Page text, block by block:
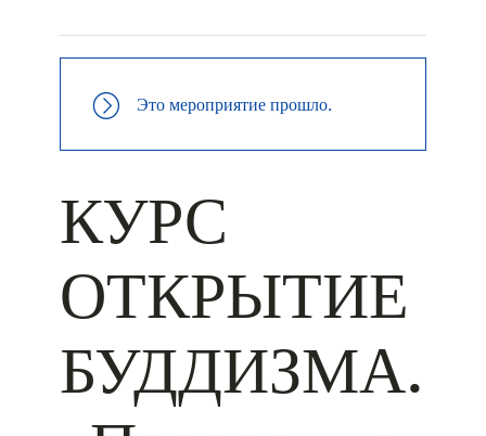
Это мероприятие прошло.
КУРС
ОТКРЫТИЕ
БУДДИЗМА.